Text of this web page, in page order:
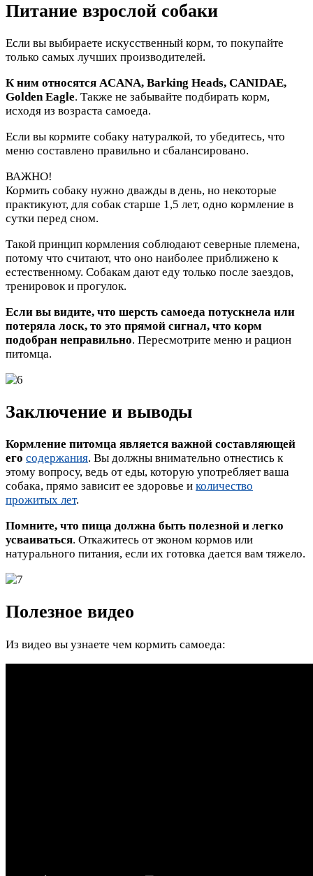
Питание взрослой собаки
Если вы выбираете искусственный корм, то покупайте
только самых лучших производителей.
К ним относятся ACANA, Barking Heads, CANIDAE,
Golden Eagle. Также не забывайте подбирать корм,
исходя из возраста самоеда.
Если вы кормите собаку натуралкой, то убедитесь, что
меню составлено правильно и сбалансировано.
ВАЖНО!
Кормить собаку нужно дважды в день, но некоторые
практикуют, для собак старше 1,5 лет, одно кормление в
сутки перед сном.
Такой принцип кормления соблюдают северные племена,
потому что считают, что оно наиболее приближено к
естественному. Собакам дают еду только после заездов,
тренировок и прогулок.
Если вы видите, что шерсть самоеда потускнела или
потеряла лоск, то это прямой сигнал, что корм
подобран неправильно. Пересмотрите меню и рацион
питомца.
Заключение и выводы
Кормление питомца является важной составляющей
его содержания. Вы должны внимательно отнестись к
этому вопросу, ведь от еды, которую употребляет ваша
собака, прямо зависит ее здоровье и количество
прожитых лет.
Помните, что пища должна быть полезной и легко
усваиваться. Откажитесь от эконом кормов или
натурального питания, если их готовка дается вам тяжело.
Полезное видео
Из видео вы узнаете чем кормить самоеда: